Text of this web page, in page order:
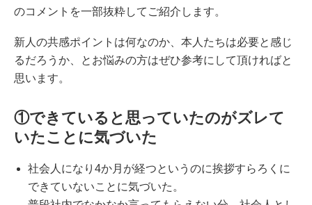
のコメントを一部抜粋してご紹介します。
新人の共感ポイントは何なのか、本人たちは必要と感じ
るだろうか、とお悩みの方はぜひ参考にして頂ければと
思います。
①できていると思っていたのがズレて
いたことに気づいた
社会人になり4か月が経つというのに挨拶すらろくに
できていないことに気づいた。